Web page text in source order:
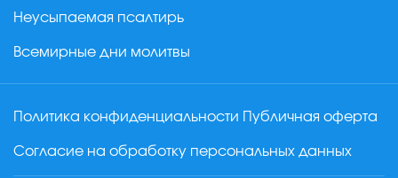
Неусыпаемая псалтирь
Всемирные дни молитвы
Политика конфиденциальности Публичная оферта
Согласие на обработку персональных данных